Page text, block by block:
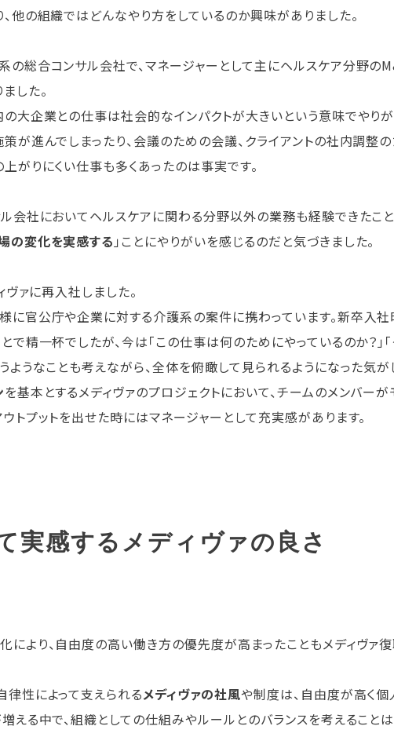
他の組織ではどんなやり方をしているのか興味がありました。
の総合コンサル会社で、マネージャーとして主にヘルスケア分野の
した。
の大企業との仕事は社会的なインパクトが大きいという意味でやり
が進んでしまったり、会議のための会議、クライアントの社内調整
がりにくい仕事も多くあったのは事実です。
ル会社においてヘルスケアに関わる分野以外の業務も経験できたこと
の変化を実感する 」ことにやりがいを感じるのだと気づきました。
ァに再入社しました。
に官公庁や企業に対する介護系の案件に携わっています。新卒入
で精一杯でしたが、今は「この仕事は何のためにやっているのか？」
ようなことも考えながら、全体を俯瞰して見られるようになった気が
を基本とするメディヴァのプロジェクトにおいて、チームのメンバー
トプットを出せた時にはマネージャーとして充実感があります。
実感するメディヴァの良さ
により、自由度の高い働き方の優先度が高まったこともメディヴァ
律性によって支えられるメディヴァの社風や制度は、自由度が高く
える中で、組織としての仕組みやルールとのバランスを考えること